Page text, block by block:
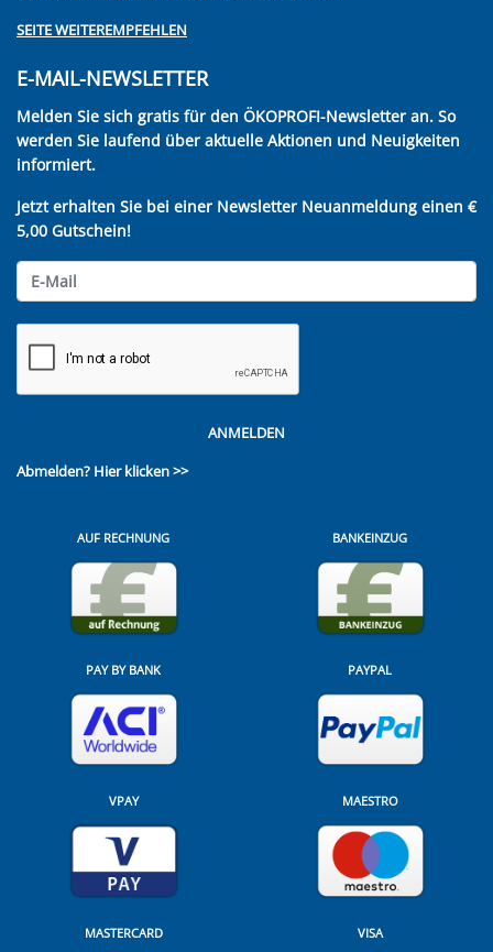
SEITE WEITEREMPFEHLEN
E-MAIL-NEWSLETTER
Melden Sie sich gratis für den ÖKOPROFI-Newsletter an. So
werden Sie laufend über aktuelle Aktionen und Neuigkeiten
informiert.
Jetzt erhalten Sie bei einer Newsletter Neuanmeldung einen €
5,00 Gutschein!
ANMELDEN
Abmelden? Hier klicken >>
AUF RECHNUNG BANKEINZUG
PAY BY BANK PAYPAL
VPAY MAESTRO
MASTERCARD VISA